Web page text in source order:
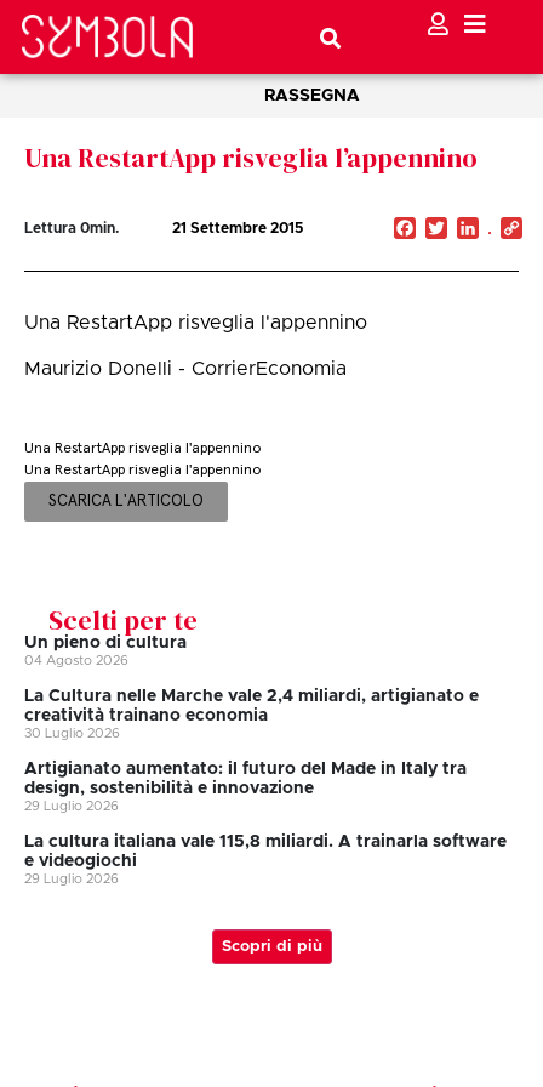
RASSEGNA
Una RestartApp risveglia l’appennino
Lettura 0min. 21 Settembre 2015 Facebook
Twitter
Una RestartApp risveglia l'appennino
Maurizio Donelli - CorrierEconomia
Una RestartApp risveglia l'appennino
Una RestartApp risveglia l'appennino
SCARICA L'ARTICOLO
Scelti per te
Un pieno di cultura
04 Agosto 2026
La Cultura nelle Marche vale 2,4 miliardi, artigianato e
creatività trainano economia
30 Luglio 2026
Artigianato aumentato: il futuro del Made in Italy tra
design, sostenibilità e innovazione
29 Luglio 2026
La cultura italiana vale 115,8 miliardi. A trainarla software
e videogiochi
29 Luglio 2026
Scopri di più